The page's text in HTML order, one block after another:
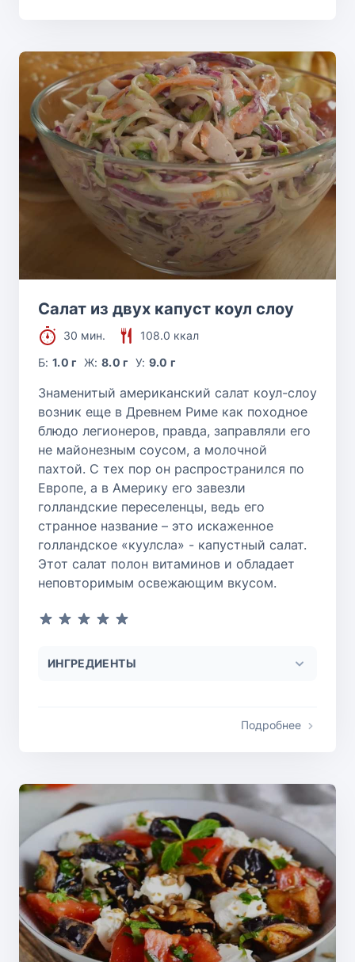
Салат из двух капуст коул слоу
30 мин.
108.0 ккал
Б:1.0 г Ж: 8.0 г У: 9.0 г
Знаменитый американский салат коул-слоу
возник еще в Древнем Риме как походное
блюдо легионеров, правда, заправляли его
не майонезным соусом, а молочной
пахтой. С тех пор он распространился по
Европе, а в Америку его завезли
голландские переселенцы, ведь его
странное название – это искаженное
голландское «куулсла» - капустный салат.
Этот салат полон витаминов и обладает
неповторимым освежающим вкусом.
ИНГРЕДИЕНТЫ
Подробнее